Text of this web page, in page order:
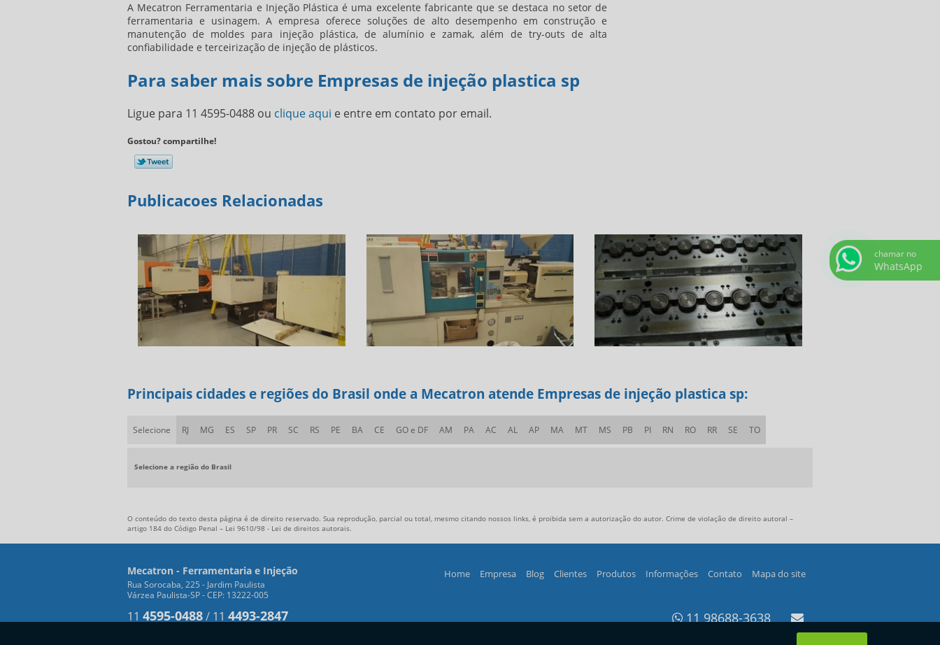
A Mecatron Ferramentaria e Injeção Plástica é uma excelente fabricante que se destaca no setor de
ferramentaria e usinagem. A empresa oferece soluções de alto desempenho em construção e
manutenção de moldes para injeção plástica, de alumínio e zamak, além de try-outs de alta
confiabilidade e terceirização de injeção de plásticos.
Para saber mais sobre Empresas de injeção plastica sp
Ligue para 11 4595-0488 ou clique aqui e entre em contato por email.
Gostou? compartilhe!
Publicacoes Relacionadas
Principais cidades e regiões do Brasil onde a Mecatron atende Empresas de injeção plastica sp:
Selecione RJ MG ES SP PR SC RS PE BA CE GO e DF AM PA AC AL AP MA MT MS PB PI RN RO RR SE TO
Selecione a região do Brasil
O conteúdo do texto desta página é de direito reservado. Sua reprodução, parcial ou total, mesmo citando nossos links, é proibida sem a autorização do autor. Crime de violação de direito autoral –
artigo 184 do Código Penal – Lei 9610/98 - Lei de direitos autorais.
Mecatron - Ferramentaria e Injeção
Rua Sorocaba, 225 - Jardim Paulista
Várzea Paulista-SP - CEP: 13222-005
11 4595-0488/ 11 4493-2847
Home Empresa Blog Clientes Produtos Informações Contato Mapa do site
11 98688-3638
chamar no
WhatsApp